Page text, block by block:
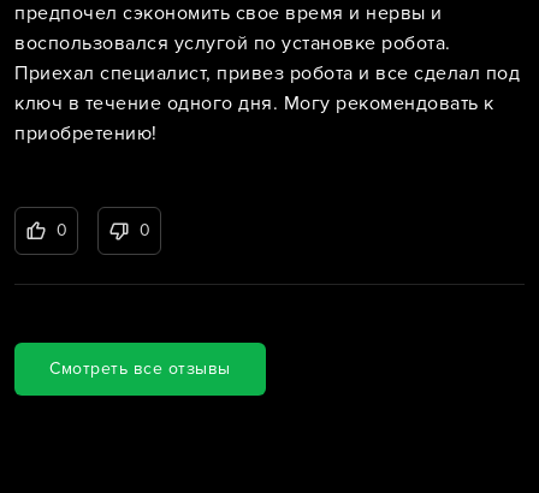
предпочел сэкономить свое время и нервы и
воспользовался услугой по установке робота.
Приехал специалист, привез робота и все сделал под
ключ в течение одного дня. Могу рекомендовать к
приобретению!
0 0
Смотреть все отзывы